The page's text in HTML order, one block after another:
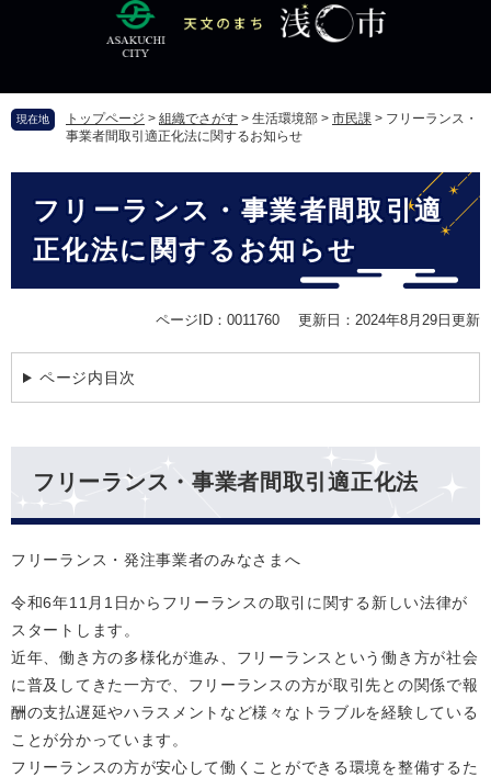
頭
す
飛
し
現在地 トップページ > 組織でさがす > 生活環境部 > 市民課 > フリーランス・
事業者間取引適正化法に関するお知らせ
フリーランス・事業者間取引適
正化法に関するお知らせ
ページID：0011760 更新日：2024年8月29日更新
ページ内目次
フリーランス・事業者間取引適正化法
フリーランス・発注事業者のみなさまへ
令和6年11月1日からフリーランスの取引に関する新しい法律が
スタートします。
近年、働き方の多様化が進み、フリーランスという働き方が社会
に普及してきた一方で、フリーランスの方が取引先との関係で報
酬の支払遅延やハラスメントなど様々なトラブルを経験している
ことが分かっています。
フリーランスの方が安心して働くことができる環境を整備するた